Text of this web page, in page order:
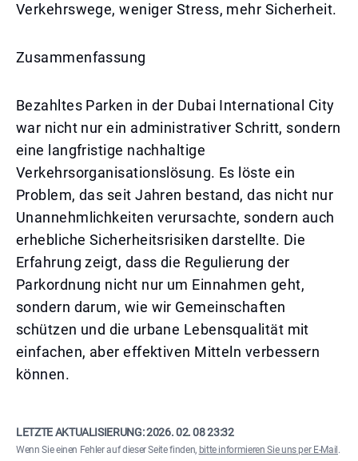
Verkehrswege, weniger Stress, mehr Sicherheit.
Zusammenfassung
Bezahltes Parken in der Dubai International City
war nicht nur ein administrativer Schritt, sondern
eine langfristige nachhaltige
Verkehrsorganisationslösung. Es löste ein
Problem, das seit Jahren bestand, das nicht nur
Unannehmlichkeiten verursachte, sondern auch
erhebliche Sicherheitsrisiken darstellte. Die
Erfahrung zeigt, dass die Regulierung der
Parkordnung nicht nur um Einnahmen geht,
sondern darum, wie wir Gemeinschaften
schützen und die urbane Lebensqualität mit
einfachen, aber effektiven Mitteln verbessern
können.
LETZTE AKTUALISIERUNG:2026. 02. 08 23:32
Wenn Sie einen Fehler auf dieser Seite finden, bitte informieren Sie uns per E-Mail .